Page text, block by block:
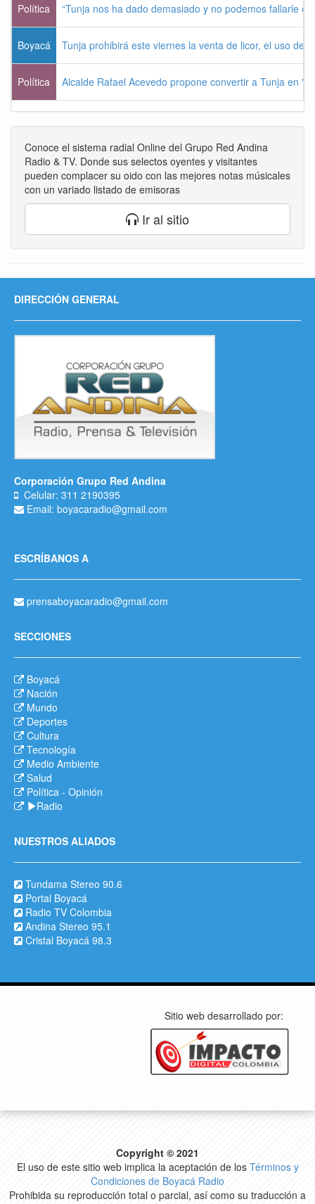
Política “Tunja nos ha dado demasiado y no podemos fallarle
Boyacá Tunja prohibirá este viernes la venta de licor, el uso de
Política Alcalde Rafael Acevedo propone convertir a Tunja en
Conoce el sistema radial Online del Grupo Red Andina
Radio & TV. Donde sus selectos oyentes y visitantes
pueden complacer su oido con las mejores notas músicales
con un variado listado de emisoras
Ir al sitio
DIRECCIÓN GENERAL
Corporación Grupo Red Andina
Celular: 311 2190395
Email: boyacaradio@gmail.com
ESCRÍBANOS A
prensaboyacaradio@gmail.com
SECCIONES
Boyacá
Nación
Mundo
Deportes
Cultura
Tecnología
Medio Ambiente
Salud
Política - Opinión
Radio
NUESTROS ALIADOS
Tundama Stereo 90.6
Portal Boyacá
Radio TV Colombia
Andina Stereo 95.1
Cristal Boyacá 98.3
Sitio web desarrollado por:
Copyright © 2021
El uso de este sitio web implica la aceptación de los Términos y
Condiciones de Boyacá Radio
Prohibida su reproducción total o parcial, así como su traducción a